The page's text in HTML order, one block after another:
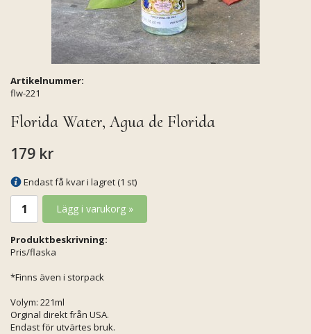
Artikelnummer:
flw-221
Florida Water, Agua de Florida
179 kr
Endast få kvar i lagret (1 st)
Lägg i varukorg »
Produktbeskrivning:
Pris/flaska
*Finns även i storpack
Volym: 221ml
Orginal direkt från USA.
Endast för utvärtes bruk.